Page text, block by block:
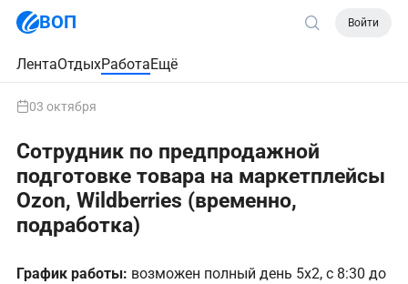
ВОП Войти
ЛентаОтдыхРаботаЕщё
03 октября
Сотрудник по предпродажной
подготовке товара на маркетплейсы
Ozon, Wildberries (временно,
подработка)
График работы: возможен полный день 5х2, с 8:30 до